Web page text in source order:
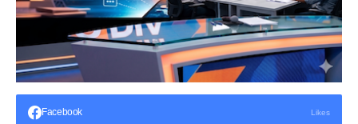
Facebook Likes